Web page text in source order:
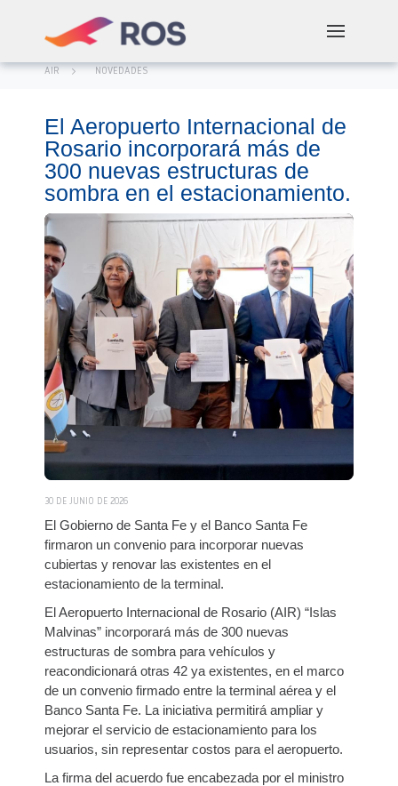
AIR NOVEDADES
El Aeropuerto Internacional de
Rosario incorporará más de
300 nuevas estructuras de
sombra en el estacionamiento.
30 DE JUNIO DE 2026
El Gobierno de Santa Fe y el Banco Santa Fe
firmaron un convenio para incorporar nuevas
cubiertas y renovar las existentes en el
estacionamiento de la terminal.
El Aeropuerto Internacional de Rosario (AIR) “Islas
Malvinas” incorporará más de 300 nuevas
estructuras de sombra para vehículos y
reacondicionará otras 42 ya existentes, en el marco
de un convenio firmado entre la terminal aérea y el
Banco Santa Fe. La iniciativa permitirá ampliar y
mejorar el servicio de estacionamiento para los
usuarios, sin representar costos para el aeropuerto.
La firma del acuerdo fue encabezada por el ministro